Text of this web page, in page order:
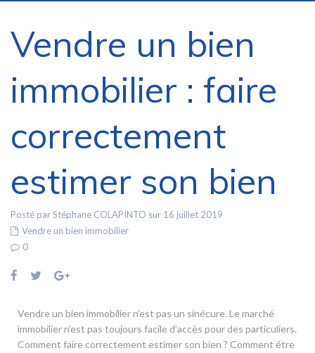
Vendre un bien
immobilier : faire
correctement
estimer son bien
Posté par Stéphane COLAPINTO sur 16 juillet 2019
Vendre un bien immobilier
0
Vendre un bien immobilier n’est pas un sinécure. Le marché
immobilier n’est pas toujours facile d’accès pour des particuliers.
Comment faire correctement estimer son bien ? Comment être